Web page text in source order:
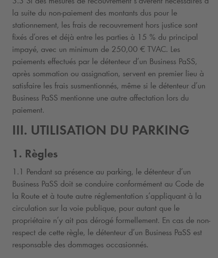
la suite du non-paiement des montants dus pour le
stationnement, les frais de recouvrement hors justice sont
fixés d’ores et déjà entre les parties à 15 % du principal
impayé, avec un minimum de 250,00 € TVAC. Les
paiements effectués par le détenteur d’un Business PaSS,
après sommation ou assignation, servent en premier lieu à
satisfaire les frais susmentionnés, même si le détenteur d’un
Business PaSS mentionne une autre affectation lors du
paiement.
III. UTILISATION DU PARKING
1. Règles
1.1 Pendant sa présence au parking, le détenteur d’un
Business PaSS doit se conduire conformément au Code de
la Route et à toute autre réglementation s’appliquant à la
circulation sur la voie publique, pour autant que le
propriétaire n’y ait pas dérogé formellement. En cas de non-
respect de cette règle, le détenteur d’un Business PaSS est
responsable des dommages occasionnés.